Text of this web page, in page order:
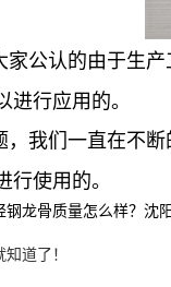
公认的由于生
行应用的。
我们一直在不
使用的。
龙骨质量怎么样？
道了！